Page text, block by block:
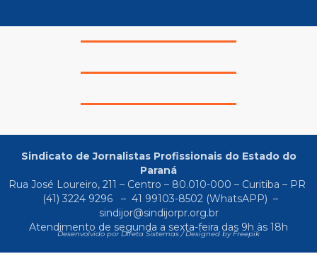
Sindicato de Jornalistas Profissionais do Estado do
Paraná
Rua José Loureiro, 211 – Centro – 80.010-000 – Curitiba – PR
(41) 3224 9296
– 41 99103-8502(WhatsAPP) –
sindijor@sindijorpr.org.br
Atendimento de segunda a sexta-feira das 9h às 18h
Desenvolvido por Direta Sistemas /Designed by Freepik